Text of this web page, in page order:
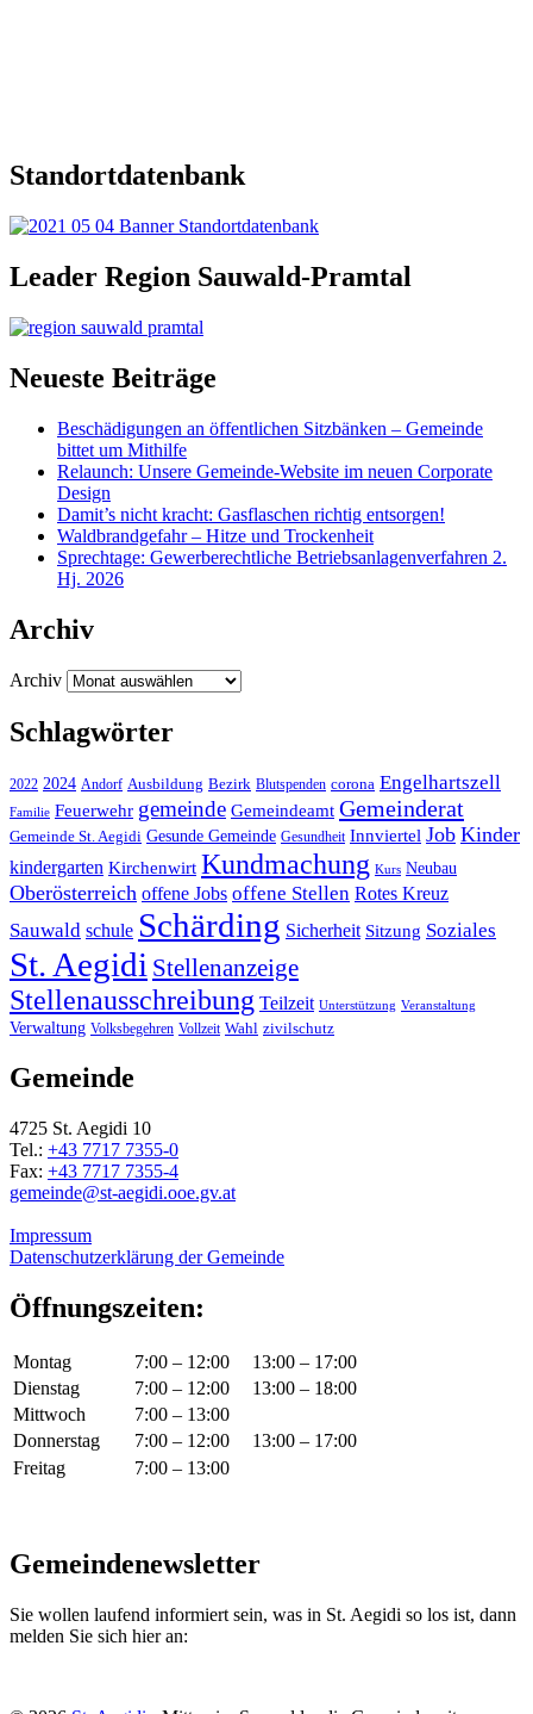
Standortdatenbank
Leader Region Sauwald-Pramtal
Neueste Beiträge
Beschädigungen an öffentlichen Sitzbänken – Gemeinde
bittet um Mithilfe
Relaunch: Unsere Gemeinde-Website im neuen Corporate
Design
Damit’s nicht kracht: Gasflaschen richtig entsorgen!
Waldbrandgefahr – Hitze und Trockenheit
Sprechtage: Gewerberechtliche Betriebsanlagenverfahren 2.
Hj. 2026
Archiv
Archiv
Schlagwörter
2022 2024 Andorf Ausbildung Bezirk Blutspenden corona Engelhartszell
Familie Feuerwehr gemeinde Gemeindeamt Gemeinderat
Gemeinde St. Aegidi Gesunde Gemeinde Gesundheit Innviertel Job Kinder
kindergarten Kirchenwirt Kundmachung Kurs Neubau
Oberösterreich offene Jobs offene Stellen Rotes Kreuz
Sauwald schule Schärding Sicherheit Sitzung Soziales
St. Aegidi Stellenanzeige
Stellenausschreibung Teilzeit Unterstützung Veranstaltung
Verwaltung Volksbegehren Vollzeit Wahl zivilschutz
Gemeinde
4725 St. Aegidi 10
Tel.: +43 7717 7355-0
Fax: +43 7717 7355-4
gemeinde@st-aegidi.ooe.gv.at
Impressum
Datenschutzerklärung der Gemeinde
Öffnungszeiten:
Montag 7:00 – 12:00
13:00 – 17:00
Dienstag
7:00 – 12:00
13:00 – 18:00
Mittwoch
7:00 – 13:00
Donnerstag
7:00 – 12:00
13:00 – 17:00
Freitag
7:00 – 13:00
Gemeindenewsletter
Sie wollen laufend informiert sein, was in St. Aegidi so los ist, dann
melden Sie sich hier an: